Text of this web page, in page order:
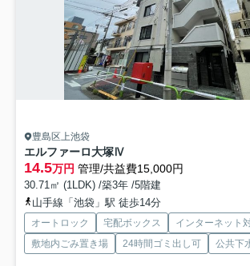
豊島区上池袋
エルファーロ大塚Ⅳ
14.5万円 管理/共益費15,000円
30.71㎡ (1LDK) /築3年 /5階建
山手線「池袋」駅 徒歩14分
オートロック 宅配ボックス
インターネット
敷地内ごみ置き場
24時間ゴミ出し可 公共下